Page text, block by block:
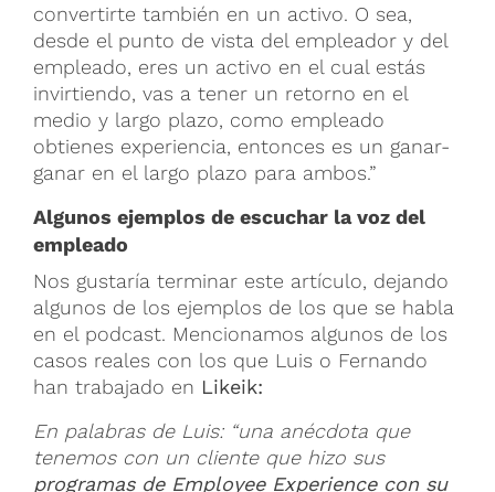
convertirte también en un activo. O sea,
desde el punto de vista del empleador y del
empleado, eres un activo en el cual estás
invirtiendo, vas a tener un retorno en el
medio y largo plazo, como empleado
obtienes experiencia, entonces es un ganar-
ganar en el largo plazo para ambos.”
Algunos ejemplos de escuchar la voz del
empleado
Nos gustaría terminar este artículo, dejando
algunos de los ejemplos de los que se habla
en el podcast. Mencionamos algunos de los
casos reales con los que Luis o Fernando
han trabajado en Likeik:
En palabras de Luis: “una anécdota que
tenemos con un cliente que hizo sus
programas de Employee Experience con su